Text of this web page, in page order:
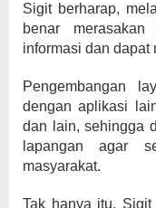
Sigit berharap,
benar merasakan
informasi dan dapat
Pengembangan
dengan aplikasi
dan lain, sehingga
lapangan agar
masyarakat.
Tak hanya itu, Sigit